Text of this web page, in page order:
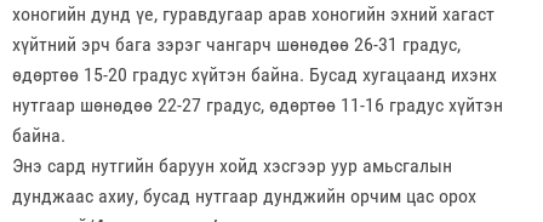
хоногийн дунд үе, гуравдугаар арав хоногийн эхний хагаст
хүйтний эрч бага зэрэг чангарч шөнөдөө 26-31 градус,
өдөртөө 15-20 градус хүйтэн байна. Бусад хугацаанд ихэнх
нутгаар шөнөдөө 22-27 градус, өдөртөө 11-16 градус хүйтэн
байна.
Энэ сард нутгийн баруун хойд хэсгээр уур амьсгалын
дунджаас ахиу, бусад нутгаар дунджийн орчим цас орох